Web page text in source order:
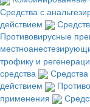
Средства с
действием
Противовирусные
трофику и
средства
действием
применения